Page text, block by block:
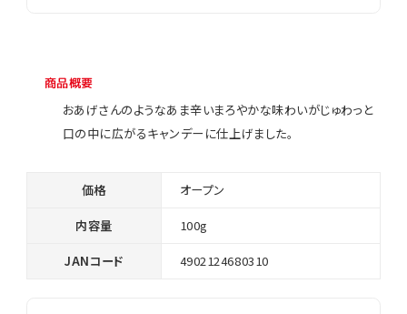
商品概要
おあげさんのようなあま辛いまろやかな味わいがじゅわっと
口の中に広がるキャンデーに仕上げました。
価格 オープン
内容量 100g
JANコード 4902124680310